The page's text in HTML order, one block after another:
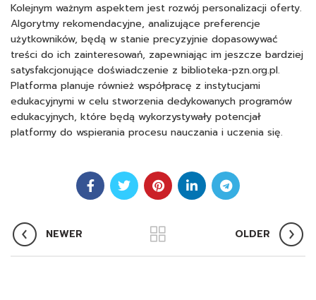
Kolejnym ważnym aspektem jest rozwój personalizacji oferty.
Algorytmy rekomendacyjne, analizujące preferencje
użytkowników, będą w stanie precyzyjnie dopasowywać
treści do ich zainteresowań, zapewniając im jeszcze bardziej
satysfakcjonujące doświadczenie z biblioteka-pzn.org.pl.
Platforma planuje również współpracę z instytucjami
edukacyjnymi w celu stworzenia dedykowanych programów
edukacyjnych, które będą wykorzystywały potencjał
platformy do wspierania procesu nauczania i uczenia się.
NEWER OLDER